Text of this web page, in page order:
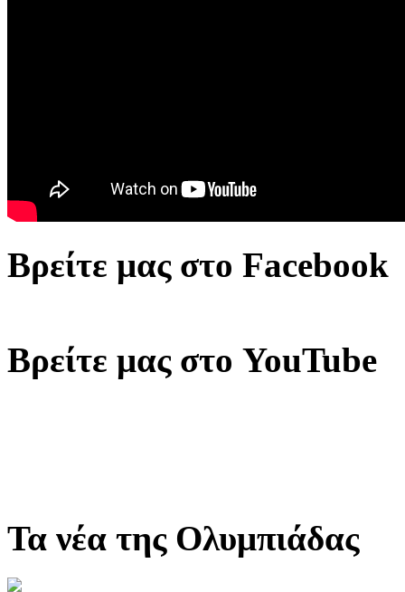
Βρείτε μας στο Facebook
Βρείτε μας στο YouTube
Τα νέα της Ολυμπιάδας